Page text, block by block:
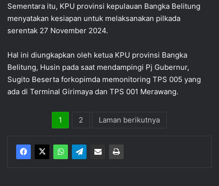
Sementara itu, KPU provinsi kepulauan Bangka Belitung
menyatakan kesiapan untuk melaksanakan pilkada
serentak 27 November 2024.
Hal ini diungkapkan oleh ketua KPU provinsi Bangka
Belitung, Husin pada saat mendampingi Pj Gubernur,
Sugito Beserta forkopimda memonitoring TPS 005 yang
ada di Terminal Girimaya dan TPS 001 Merawang.
1 2 Laman berikutnya